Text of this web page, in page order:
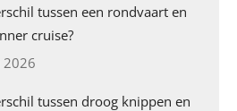
tussen een rondvaart en
cruise?
tussen droog knippen en